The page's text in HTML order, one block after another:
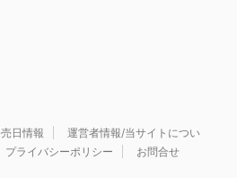
日情報
運営者情報/当サイトについ
プライバシーポリシー お問合せ